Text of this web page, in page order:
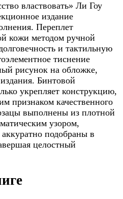
властвовать» Ли Гоу
издание
Переплет
кожи методом ручной
и тактильную
тиснение
рисунок на обложке,
Бинтовой
укрепляет конструкцию,
признаком качественного
выполнены из плотной
узором,
подобраны в
целостный